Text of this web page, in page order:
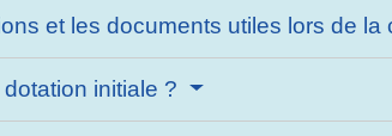
et les documents utiles lors de
initiale ?